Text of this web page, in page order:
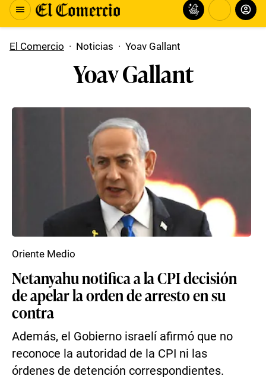
El Comercio · Noticias · Yoav Gallant
Yoav Gallant
Netanyahu notifica a la CPI decisión
de apelar la orden de arresto en su
contra
Además, el Gobierno israelí afirmó que no
reconoce la autoridad de la CPI ni las
órdenes de detención correspondientes.
Oriente Medio